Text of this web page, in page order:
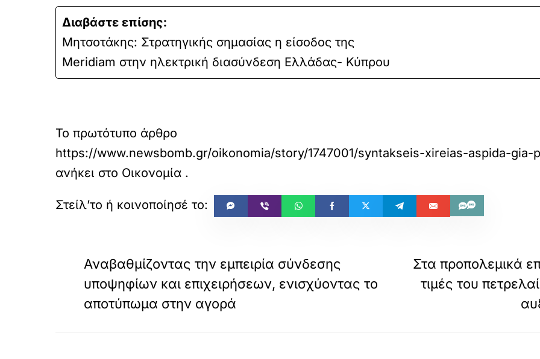
Διαβάστε επίσης:
Μητσοτάκης: Στρατηγικής σημασίας η είσοδος της
Meridiam στην ηλεκτρική διασύνδεση Ελλάδας- Κύπρου
Το πρωτότυπο άρθρο
https://www.newsbomb.gr/oikonomia/story/1747001/syntakseis-xireias-aspida-
ανήκει στο Οικονομία .
Αναβαθμίζοντας την εμπειρία σύνδεσης
υποψηφίων και επιχειρήσεων, ενισχύοντας το
αποτύπωμα στην αγορά
Στα προπολεμικά
τιμές του